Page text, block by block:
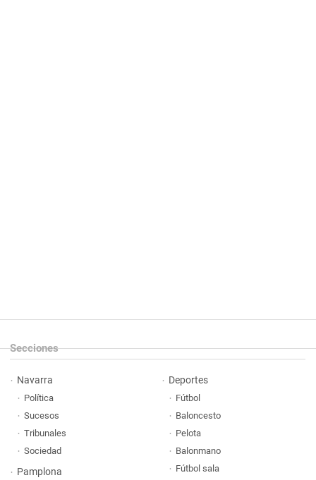
Secciones
Navarra
Política
Sucesos
Tribunales
Sociedad
Pamplona
Deportes
Fútbol
Baloncesto
Pelota
Balonmano
Fútbol sala